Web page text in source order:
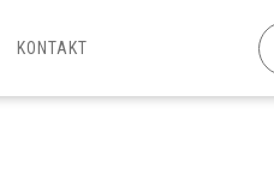
KONTAKT